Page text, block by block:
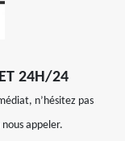
24H/24
n’hésitez pas
appeler.